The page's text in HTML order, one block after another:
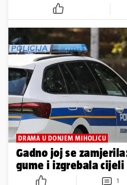
DRAMA U DONJEM MIHOLJCU
Gadno joj se
gume i izgrebala cijeli
1